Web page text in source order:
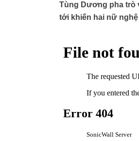
Tùng Dương pha trò
tới khiến hai nữ